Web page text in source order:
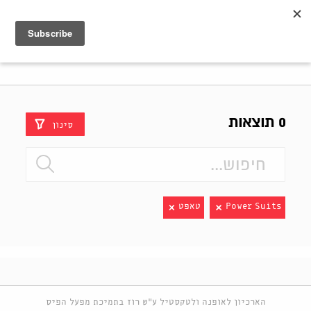
0 תוצאות סינון
Power Suits טאפט
הארכיון לאופנה ולטקסטיל ע"ש רוז בתמיכת מפעל הפיס